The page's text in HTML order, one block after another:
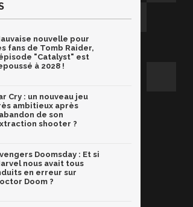
nouvelle pour
fans de Tomb Raider,
"Catalyst" est
à 2028 !
Cry : un nouveau jeu
ambitieux après
de son
shooter ?
Doomsday : Et si
nous avait tous
en erreur sur
Doom ?